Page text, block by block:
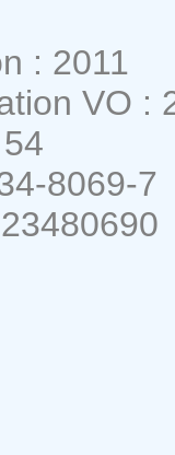
: 2011
VO :
8069-7